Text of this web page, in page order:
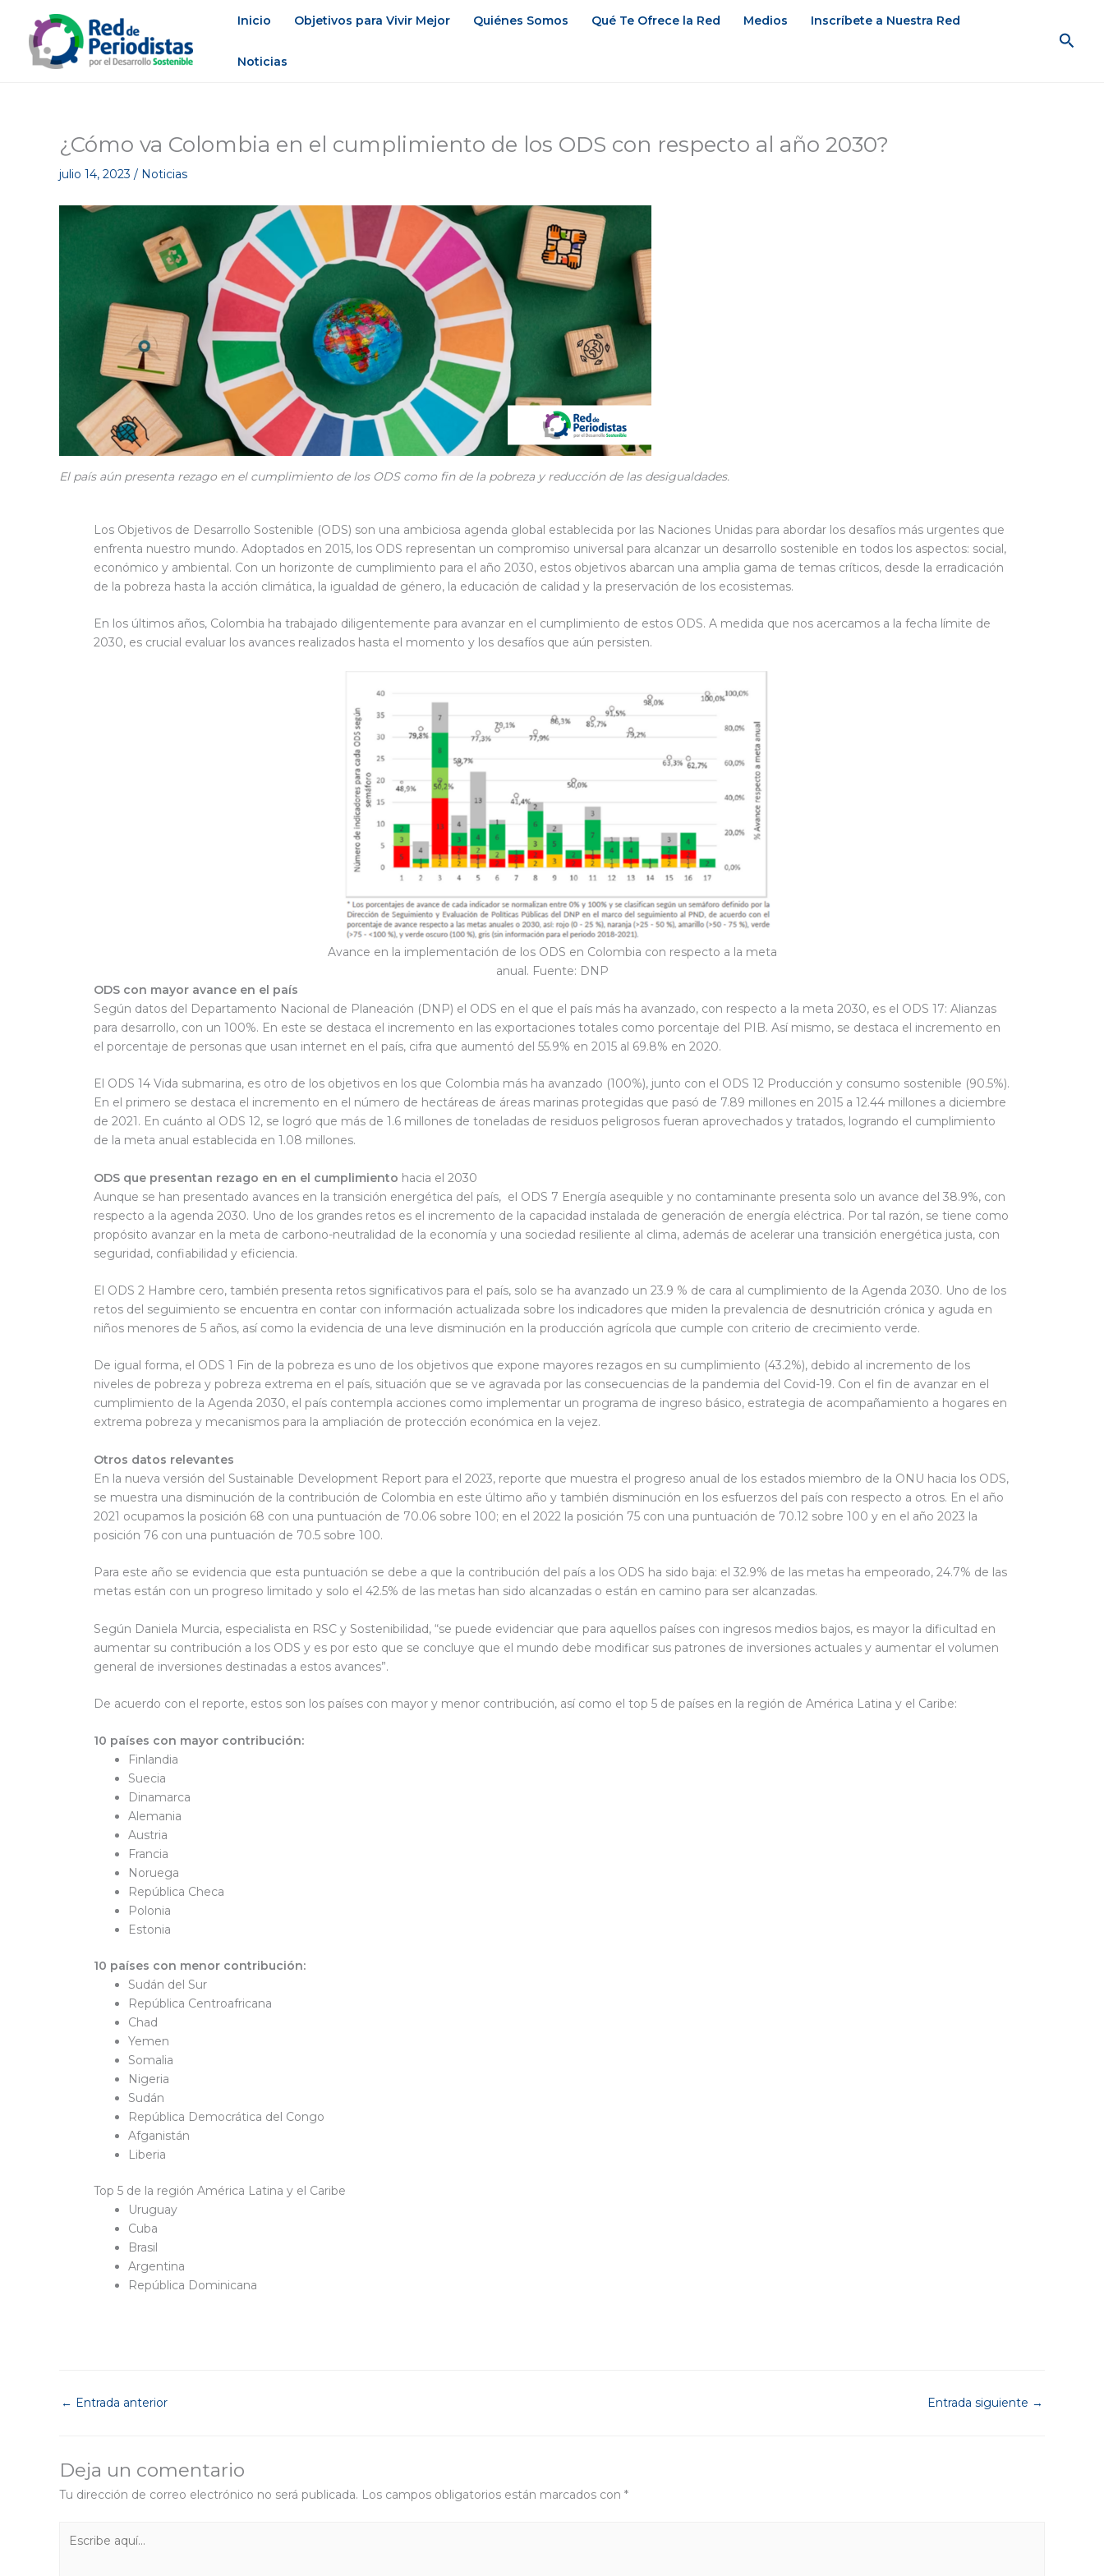
contenido
Inicio Objetivos para Vivir Mejor Quiénes Somos Qué Te Ofrece la Red Medios Inscríbete a Nuestra Red
Noticias
¿Cómo va Colombia en el cumplimiento de los ODS con respecto al año 2030?
julio 14, 2023 / Noticias
El país aún presenta rezago en el cumplimiento de los ODS como fin de la pobreza y reducción de las desigualdades.
Los Objetivos de Desarrollo Sostenible (ODS) son una ambiciosa agenda global establecida por las Naciones Unidas para abordar los desafíos más urgentes que
enfrenta nuestro mundo. Adoptados en 2015, los ODS representan un compromiso universal para alcanzar un desarrollo sostenible en todos los aspectos: social,
económico y ambiental. Con un horizonte de cumplimiento para el año 2030, estos objetivos abarcan una amplia gama de temas críticos, desde la erradicación
de la pobreza hasta la acción climática, la igualdad de género, la educación de calidad y la preservación de los ecosistemas.
En los últimos años, Colombia ha trabajado diligentemente para avanzar en el cumplimiento de estos ODS. A medida que nos acercamos a la fecha límite de
2030, es crucial evaluar los avances realizados hasta el momento y los desafíos que aún persisten.
Avance en la implementación de los ODS en Colombia con respecto a la meta
anual. Fuente: DNP
ODS con mayor avance en el país
Según datos del Departamento Nacional de Planeación (DNP) el ODS en el que el país más ha avanzado, con respecto a la meta 2030, es el ODS 17: Alianzas
para desarrollo, con un 100%. En este se destaca el incremento en las exportaciones totales como porcentaje del PIB. Así mismo, se destaca el incremento en
el porcentaje de personas que usan internet en el país, cifra que aumentó del 55.9% en 2015 al 69.8% en 2020.
El ODS 14 Vida submarina, es otro de los objetivos en los que Colombia más ha avanzado (100%), junto con el ODS 12 Producción y consumo sostenible (90.5%).
En el primero se destaca el incremento en el número de hectáreas de áreas marinas protegidas que pasó de 7.89 millones en 2015 a 12.44 millones a diciembre
de 2021. En cuánto al ODS 12, se logró que más de 1.6 millones de toneladas de residuos peligrosos fueran aprovechados y tratados, logrando el cumplimiento
de la meta anual establecida en 1.08 millones.
ODS que presentan rezago en en el cumplimiento hacia el 2030
Aunque se han presentado avances en la transición energética del país, el ODS 7 Energía asequible y no contaminante presenta solo un avance del 38.9%, con
respecto a la agenda 2030. Uno de los grandes retos es el incremento de la capacidad instalada de generación de energía eléctrica. Por tal razón, se tiene como
propósito avanzar en la meta de carbono-neutralidad de la economía y una sociedad resiliente al clima, además de acelerar una transición energética justa, con
seguridad, confiabilidad y eficiencia.
El ODS 2 Hambre cero, también presenta retos significativos para el país, solo se ha avanzado un 23.9 % de cara al cumplimiento de la Agenda 2030. Uno de los
retos del seguimiento se encuentra en contar con información actualizada sobre los indicadores que miden la prevalencia de desnutrición crónica y aguda en
niños menores de 5 años, así como la evidencia de una leve disminución en la producción agrícola que cumple con criterio de crecimiento verde.
De igual forma, el ODS 1 Fin de la pobreza es uno de los objetivos que expone mayores rezagos en su cumplimiento (43.2%), debido al incremento de los
niveles de pobreza y pobreza extrema en el país, situación que se ve agravada por las consecuencias de la pandemia del Covid-19. Con el fin de avanzar en el
cumplimiento de la Agenda 2030, el país contempla acciones como implementar un programa de ingreso básico, estrategia de acompañamiento a hogares en
extrema pobreza y mecanismos para la ampliación de protección económica en la vejez.
Otros datos relevantes
En la nueva versión del Sustainable Development Report para el 2023, reporte que muestra el progreso anual de los estados miembro de la ONU hacia los ODS,
se muestra una disminución de la contribución de Colombia en este último año y también disminución en los esfuerzos del país con respecto a otros. En el año
2021 ocupamos la posición 68 con una puntuación de 70.06 sobre 100; en el 2022 la posición 75 con una puntuación de 70.12 sobre 100 y en el año 2023 la
posición 76 con una puntuación de 70.5 sobre 100.
Para este año se evidencia que esta puntuación se debe a que la contribución del país a los ODS ha sido baja: el 32.9% de las metas ha empeorado, 24.7% de las
metas están con un progreso limitado y solo el 42.5% de las metas han sido alcanzadas o están en camino para ser alcanzadas.
Según Daniela Murcia, especialista en RSC y Sostenibilidad, “se puede evidenciar que para aquellos países con ingresos medios bajos, es mayor la dificultad en
aumentar su contribución a los ODS y es por esto que se concluye que el mundo debe modificar sus patrones de inversiones actuales y aumentar el volumen
general de inversiones destinadas a estos avances”.
De acuerdo con el reporte, estos son los países con mayor y menor contribución, así como el top 5 de países en la región de América Latina y el Caribe:
10 países con mayor contribución:
Finlandia
Suecia
Dinamarca
Alemania
Austria
Francia
Noruega
República Checa
Polonia
Estonia
10 países con menor contribución:
Sudán del Sur
República Centroafricana
Chad
Yemen
Somalia
Nigeria
Sudán
República Democrática del Congo
Afganistán
Liberia
Top 5 de la región América Latina y el Caribe
Uruguay
Cuba
Brasil
Argentina
República Dominicana
← Entrada anterior Entrada siguiente →
Deja un comentario
Tu dirección de correo electrónico no será publicada. Los campos obligatorios están marcados con *
aquí...